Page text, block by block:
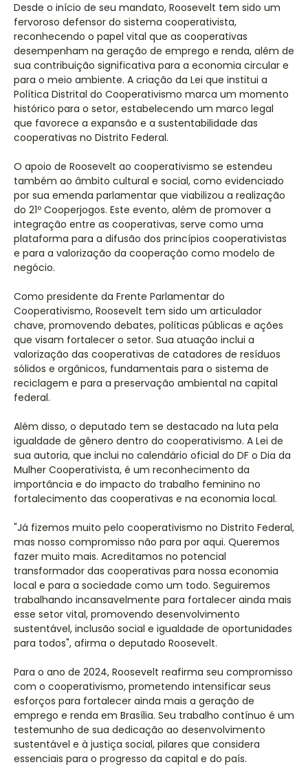
Desde o início de seu mandato, Roosevelt tem sido um
fervoroso defensor do sistema cooperativista,
reconhecendo o papel vital que as cooperativas
desempenham na geração de emprego e renda, além de
sua contribuição significativa para a economia circular e
para o meio ambiente. A criação da Lei que institui a
Política Distrital do Cooperativismo marca um momento
histórico para o setor, estabelecendo um marco legal
que favorece a expansão e a sustentabilidade das
cooperativas no Distrito Federal.
O apoio de Roosevelt ao cooperativismo se estendeu
também ao âmbito cultural e social, como evidenciado
por sua emenda parlamentar que viabilizou a realização
do 21º Cooperjogos. Este evento, além de promover a
integração entre as cooperativas, serve como uma
plataforma para a difusão dos princípios cooperativistas
e para a valorização da cooperação como modelo de
negócio.
Como presidente da Frente Parlamentar do
Cooperativismo, Roosevelt tem sido um articulador
chave, promovendo debates, políticas públicas e ações
que visam fortalecer o setor. Sua atuação inclui a
valorização das cooperativas de catadores de resíduos
sólidos e orgânicos, fundamentais para o sistema de
reciclagem e para a preservação ambiental na capital
federal.
Além disso, o deputado tem se destacado na luta pela
igualdade de gênero dentro do cooperativismo. A Lei de
sua autoria, que inclui no calendário oficial do DF o Dia da
Mulher Cooperativista, é um reconhecimento da
importância e do impacto do trabalho feminino no
fortalecimento das cooperativas e na economia local.
"Já fizemos muito pelo cooperativismo no Distrito Federal,
mas nosso compromisso não para por aqui. Queremos
fazer muito mais. Acreditamos no potencial
transformador das cooperativas para nossa economia
local e para a sociedade como um todo. Seguiremos
trabalhando incansavelmente para fortalecer ainda mais
esse setor vital, promovendo desenvolvimento
sustentável, inclusão social e igualdade de oportunidades
para todos", afirma o deputado Roosevelt.
Para o ano de 2024, Roosevelt reafirma seu compromisso
com o cooperativismo, prometendo intensificar seus
esforços para fortalecer ainda mais a geração de
emprego e renda em Brasília. Seu trabalho contínuo é um
testemunho de sua dedicação ao desenvolvimento
sustentável e à justiça social, pilares que considera
essenciais para o progresso da capital e do país.